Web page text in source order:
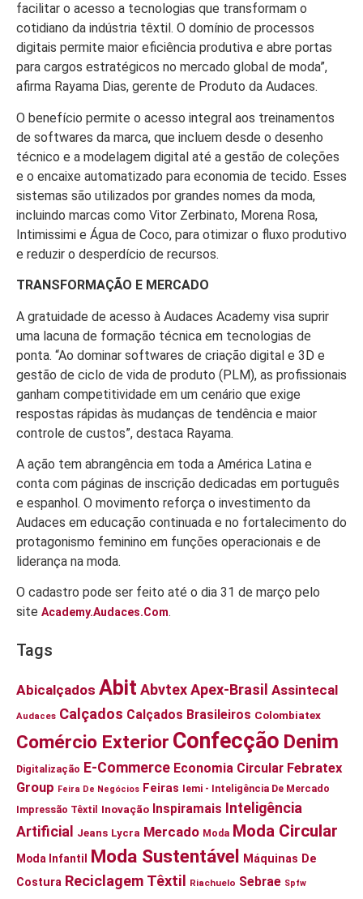
facilitar o acesso a tecnologias que transformam o
cotidiano da indústria têxtil. O domínio de processos
digitais permite maior eficiência produtiva e abre portas
para cargos estratégicos no mercado global de moda”,
afirma Rayama Dias, gerente de Produto da Audaces.
O benefício permite o acesso integral aos treinamentos
de softwares da marca, que incluem desde o desenho
técnico e a modelagem digital até a gestão de coleções
e o encaixe automatizado para economia de tecido. Esses
sistemas são utilizados por grandes nomes da moda,
incluindo marcas como Vitor Zerbinato, Morena Rosa,
Intimissimi e Água de Coco, para otimizar o fluxo produtivo
e reduzir o desperdício de recursos.
TRANSFORMAÇÃO E MERCADO
A gratuidade de acesso à Audaces Academy visa suprir
uma lacuna de formação técnica em tecnologias de
ponta. “Ao dominar softwares de criação digital e 3D e
gestão de ciclo de vida de produto (PLM), as profissionais
ganham competitividade em um cenário que exige
respostas rápidas às mudanças de tendência e maior
controle de custos”, destaca Rayama.
A ação tem abrangência em toda a América Latina e
conta com páginas de inscrição dedicadas em português
e espanhol. O movimento reforça o investimento da
Audaces em educação continuada e no fortalecimento do
protagonismo feminino em funções operacionais e de
liderança na moda.
O cadastro pode ser feito até o dia 31 de março pelo
site Academy.audaces.com.
Tags
Abicalçados Abit AbvtexApex-Brasil Assintecal
Audaces Calçados Calçados Brasileiros Colombiatex
Comércio Exterior Confecção Denim
Digitalização E-Commerce Economia Circular Febratex
Group Feira De Negócios Feiras Iemi - Inteligência De Mercado
Impressão Têxtil Inovação Inspiramais Inteligência
Artificial
Jeans Lycra Mercado Moda Moda Circular
Moda Infantil Moda Sustentável Máquinas De
Costura Reciclagem Têxtil Riachuelo Sebrae Spfw